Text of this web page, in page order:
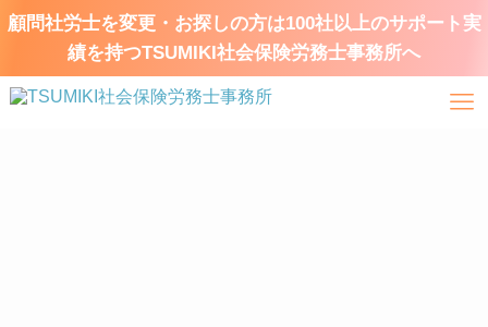
顧問社労士を変更・お探しの方は100社以上のサポート実
績を持つTSUMIKI社会保険労務士事務所へ